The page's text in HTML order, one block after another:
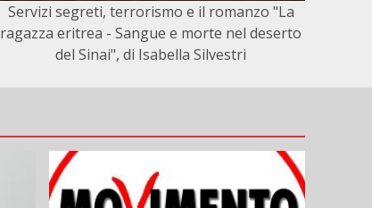
Servizi segreti, terrorismo e il romanzo "La
ragazza eritrea - Sangue e morte nel deserto
del Sinai", di Isabella Silvestri